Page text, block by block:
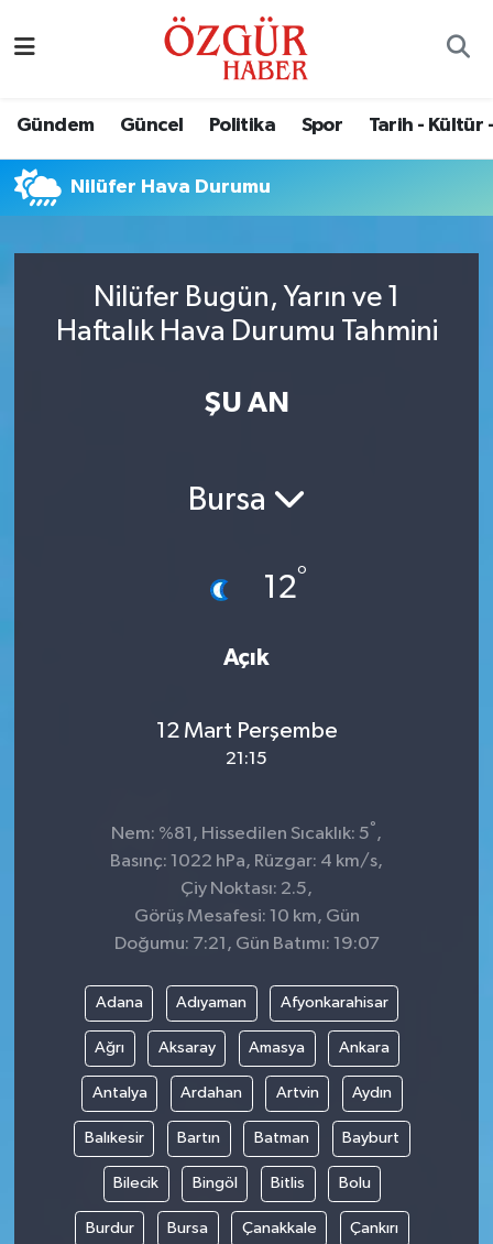
Gündem Güncel Politika Spor Tarih - Kültür
Nilüfer Hava Durumu
Nilüfer Bugün, Yarın ve 1
Haftalık Hava Durumu Tahmini
ŞU AN
Bursa
12°
Açık
12 Mart Perşembe
21:15
Nem: %81, Hissedilen Sıcaklık: 5° ,
Basınç: 1022 hPa, Rüzgar: 4 km/s,
Çiy Noktası: 2.5,
Görüş Mesafesi: 10 km, Gün
Doğumu: 7:21, Gün Batımı: 19:07
Adana Adıyaman Afyonkarahisar
Ağrı Aksaray Amasya Ankara
Antalya Ardahan Artvin Aydın
Balıkesir Bartın Batman Bayburt
Bilecik Bingöl Bitlis Bolu
Burdur Bursa Çanakkale Çankırı
Eğitim
Ekonomi
Güncel
Tarih - Kültür - Sanat - Turizm
Nöbetçi Eczaneler
Namaz Vakitleri
Trafik Durumu
Süper Lig Puan Durumu ve Fikstür
Son Dakika Haberleri